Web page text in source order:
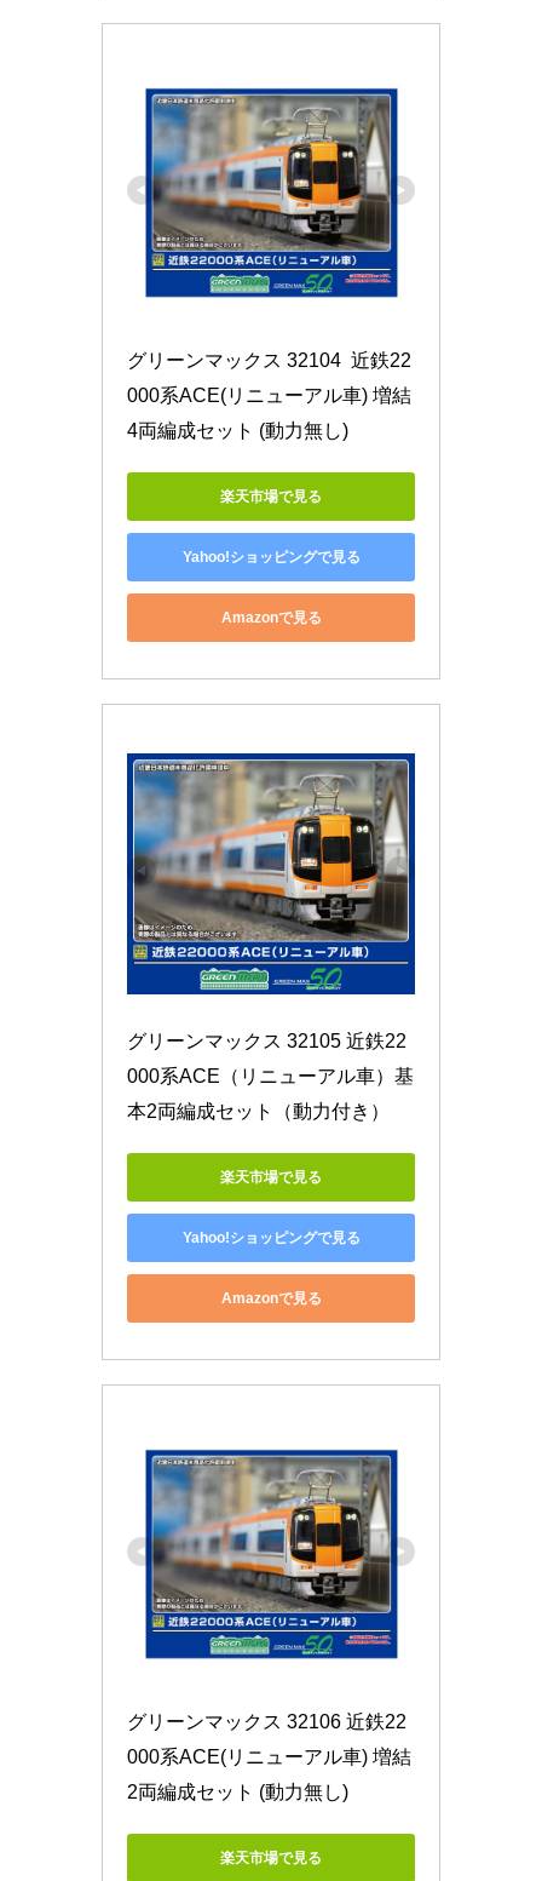
グリーンマックス 32104  近鉄22
000系ACE(リニューアル車) 増結
4両編成セット (動力無し)
楽天市場で見る
Yahoo!ショッピングで見る
Amazonで見る
グリーンマックス 32105 近鉄22
000系ACE（リニューアル車）基
本2両編成セット（動力付き）
楽天市場で見る
Yahoo!ショッピングで見る
Amazonで見る
グリーンマックス 32106 近鉄22
000系ACE(リニューアル車) 増結
2両編成セット (動力無し)
楽天市場で見る